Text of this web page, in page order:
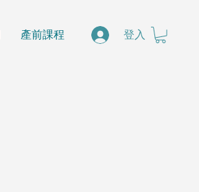
產前課程 登入